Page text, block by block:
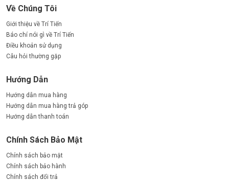
Về Chúng Tôi
Giới thiệu về Trí Tiến
Báo chí nói gì về Trí Tiến
Điều khoản sử dụng
Câu hỏi thường gặp
Hướng Dẫn
Hướng dẫn mua hàng
Hướng dẫn mua hàng trả góp
Hướng dẫn thanh toán
Chính Sách Bảo Mật
Chính sách bảo mật
Chính sách bảo hành
Chính sách đổi trả